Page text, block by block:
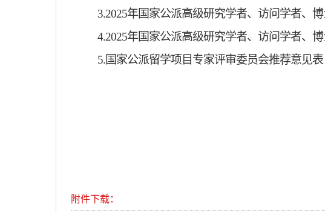
3.2025年国家公派高级研究学者、访问学者、
4.2025年国家公派高级研究学者、访问学者、
5.国家公派留学项目专家评审委员会推荐意见表
附件下载：